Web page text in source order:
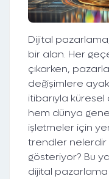
Dijital
bir alan. Her
çıkarken,
değişimlere ayak
itibarıyla
hem dünya
işletmeler için
trendler nelerdir
gösteriyor? Bu
dijital